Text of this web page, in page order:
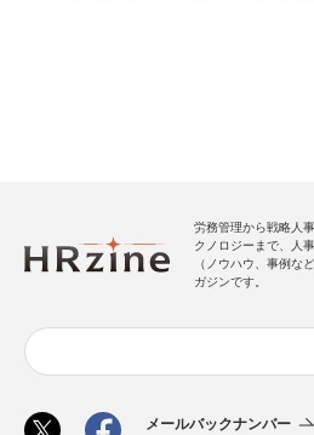
労務管理から戦略人
クノロジーまで、人
（ノウハウ、事例な
ガジンです。
メールバックナンバー